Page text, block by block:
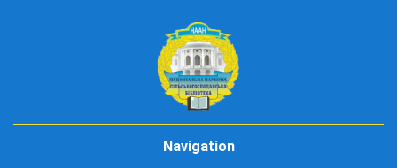
Navigation